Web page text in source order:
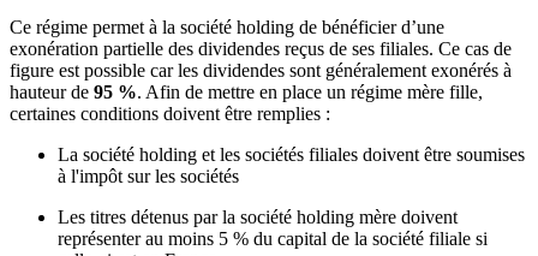
Ce régime permet à la société holding de bénéficier d’une
exonération partielle des dividendes reçus de ses filiales. Ce cas de
figure est possible car les dividendes sont généralement exonérés à
hauteur de 95 %. Afin de mettre en place un régime mère fille,
certaines conditions doivent être remplies :
La société holding et les sociétés filiales doivent être soumises
à l'impôt sur les sociétés
Les titres détenus par la société holding mère doivent
représenter au moins 5 % du capital de la société filiale si